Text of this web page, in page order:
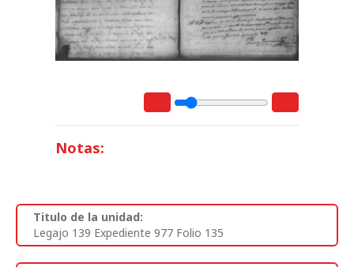
Notas:
Titulo de la unidad:
Legajo 139 Expediente 977 Folio 135